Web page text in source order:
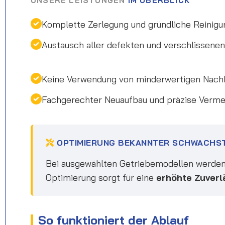
Komplette Zerlegung und gründliche
Austausch aller defekten und
Keine Verwendung von minderwertigen
Fachgerechter Neuaufbau und präzise
OPTIMIERUNG BEKANNTER
Bei ausgewählten Getriebemodellen
Optimierung sorgt für eine erhöhte
So funktioniert der Ablauf